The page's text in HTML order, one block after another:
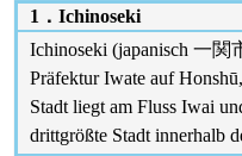
1． Ichinoseki
Ichinoseki (japanisch 一関
Präfektur Iwate auf
Stadt liegt am Fluss Iwai
drittgrößte Stadt innerhalb